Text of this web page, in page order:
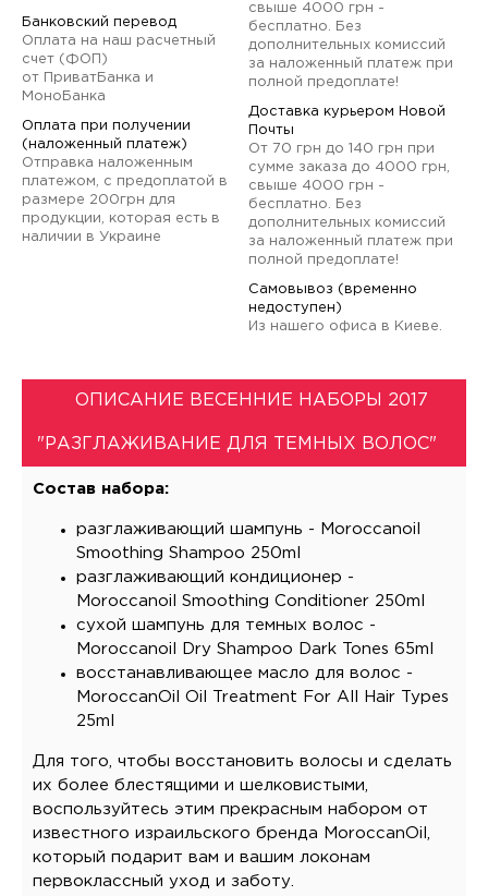
Банковский перевод
Оплата на наш расчетный
счет (ФОП)
от ПриватБанка и
МоноБанка
Оплата при получении
(наложенный платеж)
Отправка наложенным
платежом, с предоплатой в
размере 200грн для
продукции, которая есть в
наличии в Украине
свыше 4000 грн -
бесплатно. Без
дополнительных комиссий
за наложенный платеж при
полной предоплате!
Доставка курьером Новой
Почты
От 70 грн до 140 грн при
сумме заказа до 4000 грн,
свыше 4000 грн -
бесплатно. Без
дополнительных комиссий
за наложенный платеж при
полной предоплате!
Самовывоз (временно
недоступен)
Из нашего офиса в Киеве.
ОПИСАНИЕ ВЕСЕННИЕ НАБОРЫ 2017
"РАЗГЛАЖИВАНИЕ ДЛЯ ТЕМНЫХ ВОЛОС"
Состав набора:
разглаживающий шампунь - Moroccanoil
Smoothing Shampoo 250ml
разглаживающий кондиционер -
Moroccanoil Smoothing Conditioner 250ml
сухой шампунь для темных волос -
Moroccanoil Dry Shampoo Dark Tones 65ml
восстанавливающее масло для волос -
MoroccanOil Oil Treatment For All Hair Types
25ml
Для того, чтобы восстановить волосы и сделать
их более блестящими и шелковистыми,
воспользуйтесь этим прекрасным набором от
известного израильского бренда MoroccanOil,
который подарит вам и вашим локонам
первоклассный уход и заботу.